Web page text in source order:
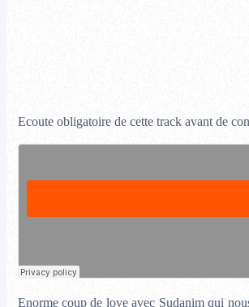
Ecoute obligatoire de cette track avant de
Enorme coup de love avec Sudanim qui